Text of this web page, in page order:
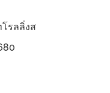
โรลลิ่งส